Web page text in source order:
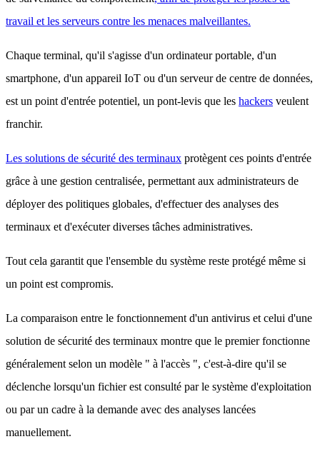
travail et les serveurs contre les menaces malveillantes.
Chaque terminal, qu'il s'agisse d'un ordinateur portable, d'un
smartphone, d'un appareil IoT ou d'un serveur de centre de données,
est un point d'entrée potentiel, un pont-levis que les hackers veulent
franchir.
Les solutions de sécurité des terminaux protègent ces points d'entrée
grâce à une gestion centralisée, permettant aux administrateurs de
déployer des politiques globales, d'effectuer des analyses des
terminaux et d'exécuter diverses tâches administratives.
Tout cela garantit que l'ensemble du système reste protégé même si
un point est compromis.
La comparaison entre le fonctionnement d'un antivirus et celui d'une
solution de sécurité des terminaux montre que le premier fonctionne
généralement selon un modèle " à l'accès ", c'est-à-dire qu'il se
déclenche lorsqu'un fichier est consulté par le système d'exploitation
ou par un cadre à la demande avec des analyses lancées
manuellement.